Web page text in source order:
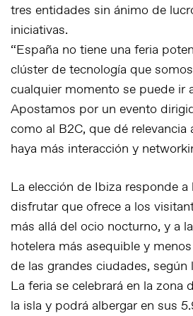
tres entidades sin ánimo de
iniciativas.
“España no tiene una feria
clúster de tecnología que
cualquier momento se puede ir
Apostamos por un evento
como al B2C, que dé
haya más interacción y
La elección de Ibiza responde
disfrutar que ofrece a los
más allá del ocio nocturno, y a
hotelera más asequible y
de las grandes ciudades, según
La feria se celebrará en la zona
la isla y podrá albergar en sus